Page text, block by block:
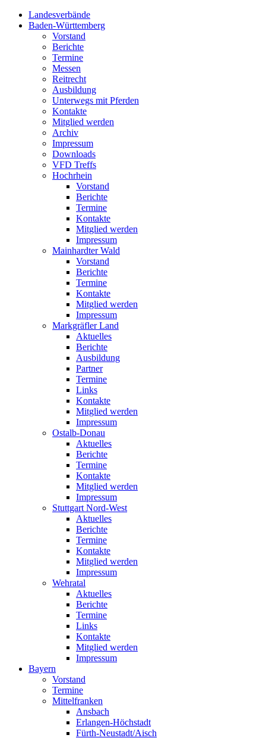
Landesverbände
Baden-Württemberg
Vorstand
Berichte
Termine
Messen
Reitrecht
Ausbildung
Unterwegs mit Pferden
Kontakte
Mitglied werden
Archiv
Impressum
Downloads
VFD Treffs
Hochrhein
Vorstand
Berichte
Termine
Kontakte
Mitglied werden
Impressum
Mainhardter Wald
Vorstand
Berichte
Termine
Kontakte
Mitglied werden
Impressum
Markgräfler Land
Aktuelles
Berichte
Ausbildung
Partner
Termine
Links
Kontakte
Mitglied werden
Impressum
Ostalb-Donau
Aktuelles
Berichte
Termine
Kontakte
Mitglied werden
Impressum
Stuttgart Nord-West
Aktuelles
Berichte
Termine
Kontakte
Mitglied werden
Impressum
Wehratal
Aktuelles
Berichte
Termine
Links
Kontakte
Mitglied werden
Impressum
Bayern
Vorstand
Termine
Mittelfranken
Ansbach
Erlangen-Höchstadt
Fürth-Neustadt/Aisch